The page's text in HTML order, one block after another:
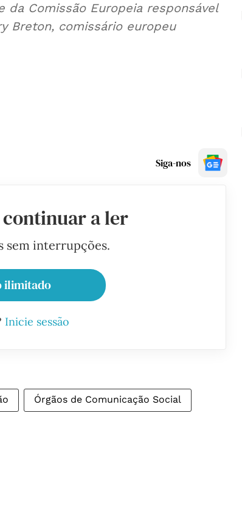
da Comissão Europeia responsável
Breton, comissário europeu
Siga-nos
a ler
sem interrupções.
ilimitado
Inicie sessão
Órgãos de Comunicação Social